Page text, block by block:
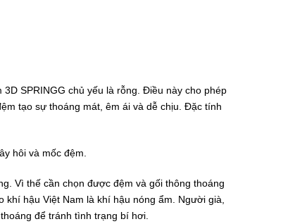
SPRINGG chủ yếu là rỗng. Điều này cho phép
tạo sự thoáng mát, êm ái và dễ chịu. Đặc tính
hôi và mốc đệm.
Vì thế cần chọn được đệm và gối thông thoáng
hậu Việt Nam là khí hậu nóng ẩm. Người già,
để tránh tình trạng bí hơi.